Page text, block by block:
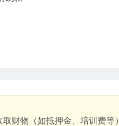
财物（如抵押金、培训费